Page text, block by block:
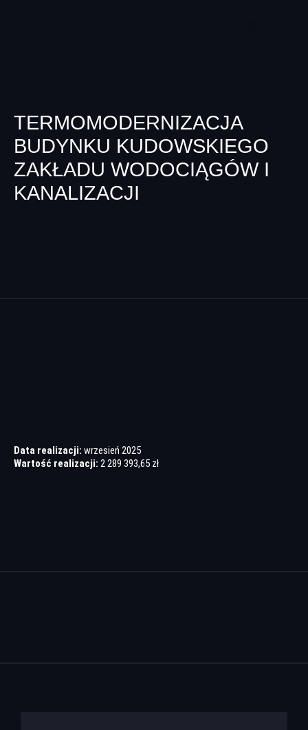
TERMOMODERNIZACJA
BUDYNKU KUDOWSKIEGO
ZAKŁADU WODOCIĄGÓW I
KANALIZACJI
Data realizacji: wrzesień 2025
Wartość realizacji: 2 289 393,65 zł